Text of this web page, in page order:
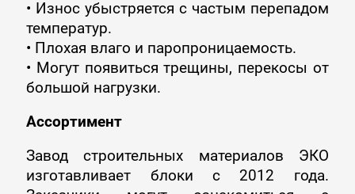
• Износ убыстряется с частым перепадом
температур.
• Плохая влаго и паропроницаемость.
• Могут появиться трещины, перекосы от
большой нагрузки.
Ассортимент
Завод строительных материалов ЭКО
изготавливает блоки с 2012 года.